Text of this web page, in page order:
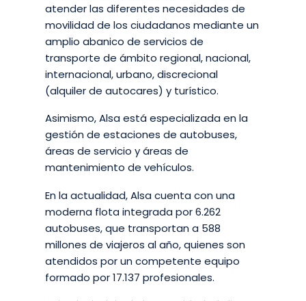
atender las diferentes necesidades de
movilidad de los ciudadanos mediante un
amplio abanico de servicios de
transporte de ámbito regional, nacional,
internacional, urbano, discrecional
(alquiler de autocares) y turístico.
Asimismo, Alsa está especializada en la
gestión de estaciones de autobuses,
áreas de servicio y áreas de
mantenimiento de vehículos.
En la actualidad, Alsa cuenta con una
moderna flota integrada por 6.262
autobuses, que transportan a 588
millones de viajeros al año, quienes son
atendidos por un competente equipo
formado por 17.137 profesionales.